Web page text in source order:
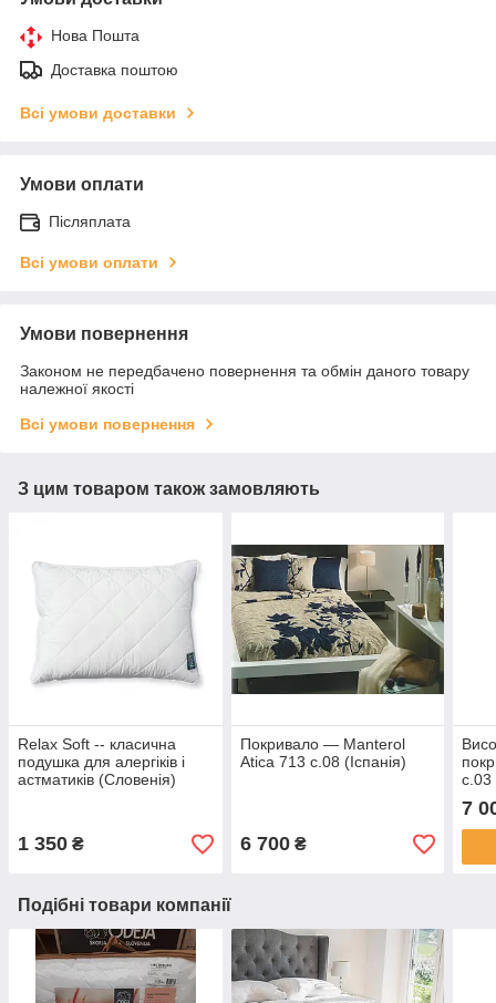
Нова Пошта
Доставка поштою
Всі умови доставки
Умови оплати
Післяплата
Всі умови оплати
Умови повернення
Законом не передбачено повернення та обмін даного товару
належної якості
Всі умови повернення
З цим товаром також замовляють
Relax Soft -- класична
подушка для алергіків і
астматиків (Словенія)
1 350 ₴
Покривало — Manterol
Atica 713 c.08 (Іспанія)
6 700₴
c.03
7
Подібні товари компанії